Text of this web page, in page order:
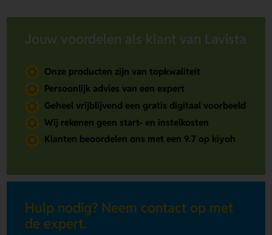
Jouw voordelen als klant van Lavista
Onze producten zijn van topkwaliteit
Persoonlijk advies van een expert
Geheel vrijblijvend een gratis digitaal voorbeeld
Wij rekenen geen start- en instelkosten
Klanten beoordelen ons met een 9.7 op kiyoh
Hulp nodig? Neem contact op met
de expert.